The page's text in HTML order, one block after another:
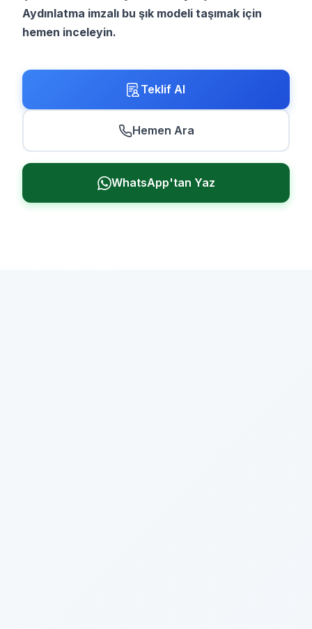
Aydınlatma imzalı bu şık modeli taşımak için
hemen inceleyin.
Teklif Al
Hemen Ara
WhatsApp'tan Yaz